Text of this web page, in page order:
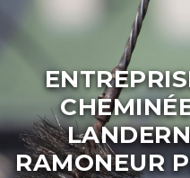
RAMONEUR